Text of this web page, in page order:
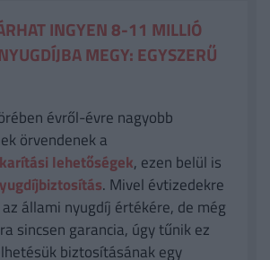
INGYEN 8-11 MILLIÓ
MEGY: EGYSZERŰ
évről-évre nagyobb
örvendenek a
lehetőségek, ezen belül is
. Mivel évtizedekre
állami nyugdíj értékére, de még
sincsen garancia, úgy tűnik ez
biztosításának egy